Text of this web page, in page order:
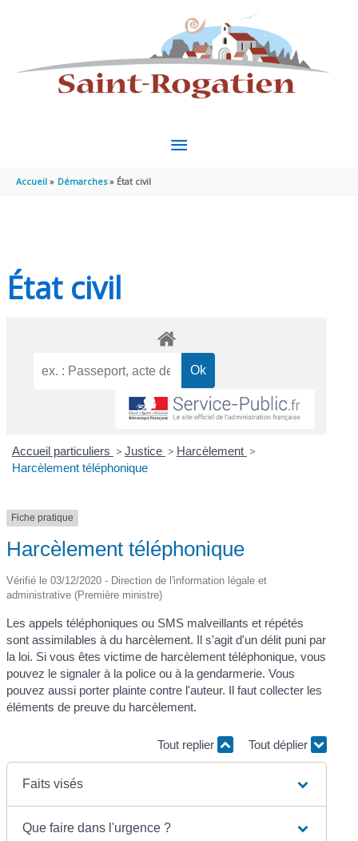
MENU
Accueil Démarches État civil
État civil
Accueil particuliers > Justice > Harcèlement >
Harcèlement téléphonique
Fiche pratique
Harcèlement téléphonique
Vérifié le 03/12/2020 - Direction de l'information légale et
administrative (Première ministre)
Les appels téléphoniques ou SMS malveillants et répétés
sont assimilables à du harcèlement. Il s'agit d'un délit puni par
la loi. Si vous êtes victime de harcèlement téléphonique, vous
pouvez le signaler à la police ou à la gendarmerie. Vous
pouvez aussi porter plainte contre l'auteur. Il faut collecter les
éléments de preuve du harcèlement.
Tout replier Tout déplier
Faits visés
Que faire dans l'urgence ?